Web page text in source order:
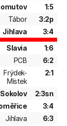
1:5
Tábor
3:2p
Jihlava
3:4
Slavia
1:6
PCB
6:2
Frýdek-
Místek
2:1
Sokolov
2:3sn
3:4
Jihlava
6:3